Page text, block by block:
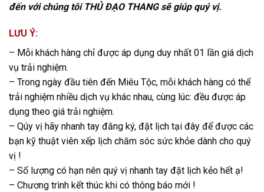
đến với chúng tôi THỦ ĐẠO THANG sẽ giúp quý vị.
LƯU Ý:
– Mỗi khách hàng chỉ được áp dụng duy nhất 01 lần giá dịch
vụ trải nghiệm.
– Trong ngày đầu tiên đến Miêu Tộc, mỗi khách hàng có thể
trải nghiệm nhiều dịch vụ khác nhau, cùng lúc: đều được áp
dụng theo giá trải nghiệm.
– Qúy vị hãy nhanh tay đăng ký, đặt lịch tại đây để được các
bạn kỹ thuật viên xếp lịch chăm sóc sức khỏe dành cho quý
vị !
– Số lượng có hạn nên quý vị nhanh tay đặt lịch kẻo hết ạ!
– Chương trình kết thúc khi có thông báo mới !